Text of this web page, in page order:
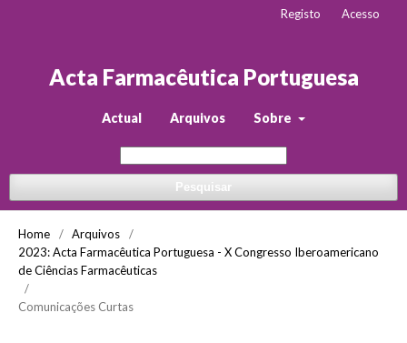
Acta Farmacêutica Portuguesa
Actual Arquivos Sobre
Pesquisar
Registo Acesso
Home / Arquivos
/
2023: Acta Farmacêutica Portuguesa - X Congresso Iberoamericano
de Ciências Farmacêuticas
/
Comunicações Curtas